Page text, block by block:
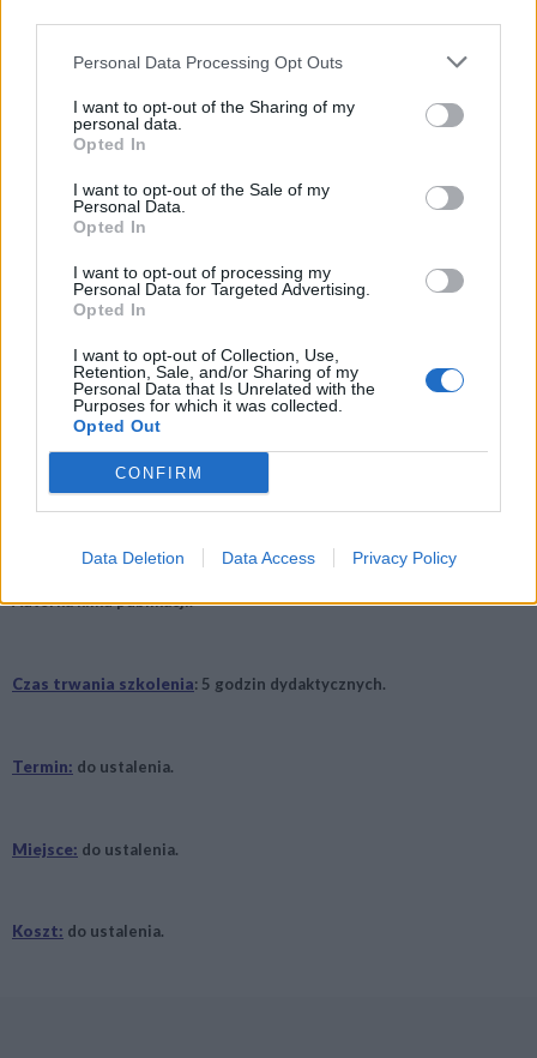
Personal Data Processing Opt Outs
I want to opt-out of the Sharing of my
personal data.
Opted In
I want to opt-out of the Sale of my
Personal Data.
Opted In
I want to opt-out of processing my
Personal Data for Targeted Advertising.
Opted In
I want to opt-out of Collection, Use,
Retention, Sale, and/or Sharing of my
Personal Data that Is Unrelated with the
Purposes for which it was collected.
Opted Out
CONFIRM
Data Deletion Data Access Privacy Policy
Metody:
pytań i odpowiedzi.
Prowadzący:
Szkolenie poprowadzi nauczyciel dyplomowany, socjoterapeuta,
wczesnego wspomagania rozwoju dziecka, specjalista
psychologicznego wsparcia dla dzieci i młodzieży z zaburzeniami
zachowania. Prowadzi autorskie szkolenia dla studentów,
nauczycieli, pedagogów, psychologów i dyrektorów placówek
oświatowych. Wieloletnie doświadczenie zdobywała między innymi
pracując jako pedagog rodzinny, z rodzinami z problemami
podstawowej, dokonywała diagnozy dojrzałości szkolnej oraz
Autorka kilku publikacji.
Czas trwania szkolenia: 5 godzin dydaktycznych.
Termin: do ustalenia.
Miejsce: do ustalenia.
Koszt: do ustalenia.